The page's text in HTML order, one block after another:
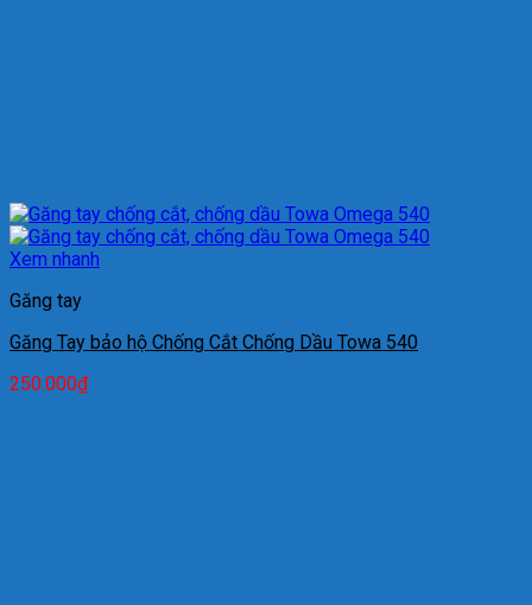
Xem nhanh
Găng tay
Găng Tay bảo hộ Chống Cắt Chống Dầu Towa 540
250.000₫